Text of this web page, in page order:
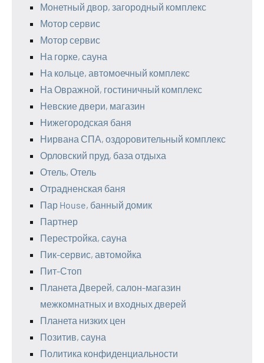
Монетный двор, загородный комплекс
Мотор сервис
Мотор сервис
На горке, сауна
На кольце, автомоечный комплекс
На Овражной, гостиничный комплекс
Невские двери, магазин
Нижегородская баня
Нирвана СПА, оздоровительный комплекс
Орловский пруд, база отдыха
Отель, Отель
Отрадненская баня
Пар House, банный домик
Партнер
Перестройка, сауна
Пик-сервис, автомойка
Пит-Стоп
Планета Дверей, салон-магазин
межкомнатных и входных дверей
Планета низких цен
Позитив, сауна
Политика конфиденциальности